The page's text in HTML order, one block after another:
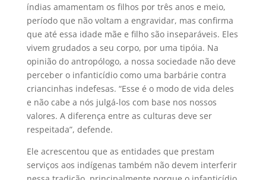
índias amamentam os filhos por três anos e meio,
período que não voltam a engravidar, mas confirma
que até essa idade mãe e filho são inseparáveis. Eles
vivem grudados a seu corpo, por uma tipóia. Na
opinião do antropólogo, a nossa sociedade não deve
perceber o infanticídio como uma barbárie contra
criancinhas indefesas. “Esse é o modo de vida deles
e não cabe a nós julgá-los com base nos nossos
valores. A diferença entre as culturas deve ser
respeitada”, defende.
Ele acrescentou que as entidades que prestam
serviços aos indígenas também não devem interferir